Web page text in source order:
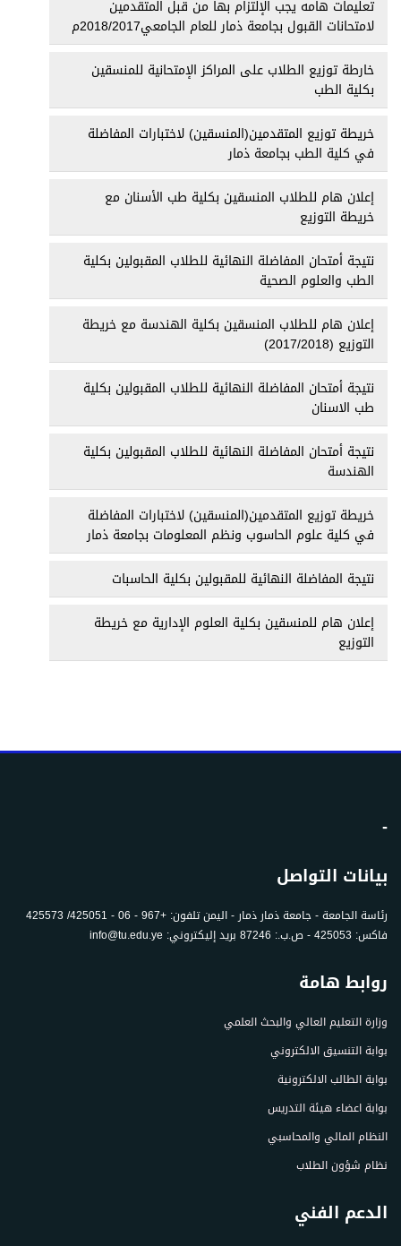
تعليمات هامه يجب الإلتزام بها من قبل المتقدمين
لامتحانات القبول بجامعة ذمار للعام الجامعي2018/2017م
خارطة توزيع الطلاب على المراكز الإمتحانية للمنسقين
بكلية الطب
خريطة توزيع المتقدمين(المنسقين) لاختبارات المفاضلة
في كلية الطب بجامعة ذمار
إعلان هام للطلاب المنسقين بكلية طب الأسنان مع
خريطة التوزيع
نتيجة أمتحان المفاضلة النهائية للطلاب المقبولين بكلية
الطب والعلوم الصحية
إعلان هام للطلاب المنسقين بكلية الهندسة مع خريطة
التوزيع (2017/2018)
نتيجة أمتحان المفاضلة النهائية للطلاب المقبولين بكلية
طب الاسنان
نتيجة أمتحان المفاضلة النهائية للطلاب المقبولين بكلية
الهندسة
خريطة توزيع المتقدمين(المنسقين) لاختبارات المفاضلة
في كلية علوم الحاسوب ونظم المعلومات بجامعة ذمار
نتيجة المفاضلة النهائية للمقبولين بكلية الحاسبات
إعلان هام للمنسقين بكلية العلوم الإدارية مع خريطة
التوزيع
-
بيانات التواصل
رئاسة الجامعة - جامعة ذمار ذمار - اليمن تلفون: +967 - 06 - 425051/ 425573
فاكس: 425053 - ص.ب.: 87246 بريد إليكتروني: info@tu.edu.ye
روابط هامة
وزارة التعليم العالي والبحث العلمي
بوابة التنسيق الالكتروني
بوابة الطالب الالكترونية
بوابة اعضاء هيئة التدريس
النظام المالي والمحاسبي
نظام شؤون الطلاب
الدعم الفني